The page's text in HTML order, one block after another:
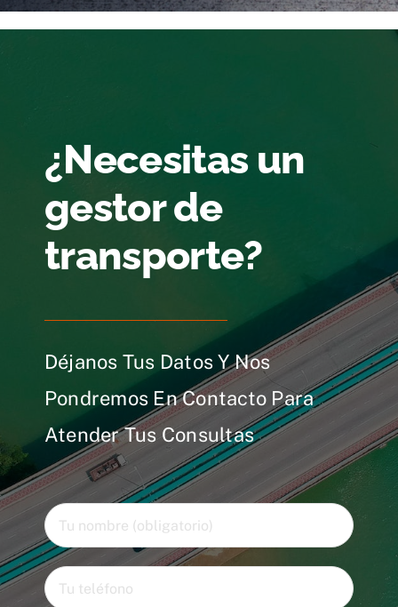
¿Necesitas un
gestor de
transporte?
Déjanos Tus Datos Y Nos
Pondremos En Contacto Para
Atender Tus Consultas